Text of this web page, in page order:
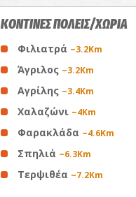
ΚΟΝΤΙΝΕΣ ΠΟΛΕΙΣ/ΧΩΡΙΑ
Φιλιατρά ~3.2Km
Άγριλος ~3.2Km
Αγρίλης ~3.4Km
Χαλαζώνι ~4Km
Φαρακλάδα ~4.6Km
Σπηλιά ~6.3Km
Τερψιθέα ~7.2Km